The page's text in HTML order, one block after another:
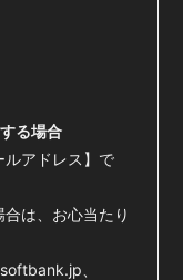
る場合
ルアドレス】で
は、お心当たり
、